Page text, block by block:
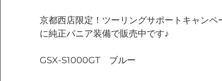
京都西店限定！ツーリングサポートキャン
に純正パニア装備で販売中です♪
GSX-S1000GT　ブルー